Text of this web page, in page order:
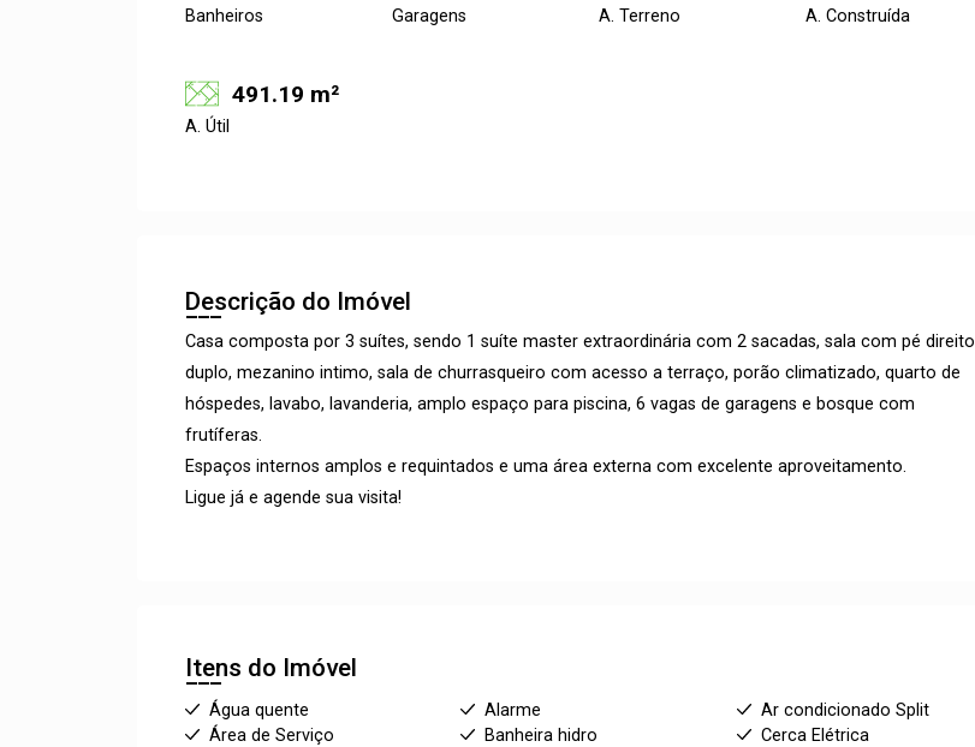
Banheiros Garagens A. Terreno A. Construída
491.19 m²
A. Útil
Descrição do Imóvel
Casa composta por 3 suítes, sendo 1 suíte master extraordinária com 2 sacadas, sala com pé direito
duplo, mezanino intimo, sala de churrasqueiro com acesso a terraço, porão climatizado, quarto de
hóspedes, lavabo, lavanderia, amplo espaço para piscina, 6 vagas de garagens e bosque com
frutíferas.
Espaços internos amplos e requintados e uma área externa com excelente aproveitamento.
Ligue já e agende sua visita!
Itens do Imóvel
Água quente Alarme
Ar condicionado Split
Área de Serviço
Banheira hidro
Cerca Elétrica